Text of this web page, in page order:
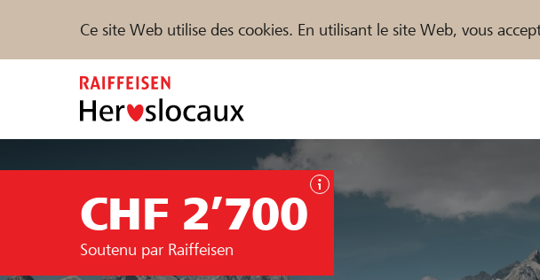
Ce site Web utilise des cookies. En utilisant le site Web, vous
Soutien & assistance
Trouvez des projets et des organisations
CHF 2’700
Soutenu par Raiffeisen